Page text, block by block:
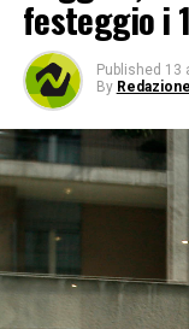
festeggio i
Published 13
By